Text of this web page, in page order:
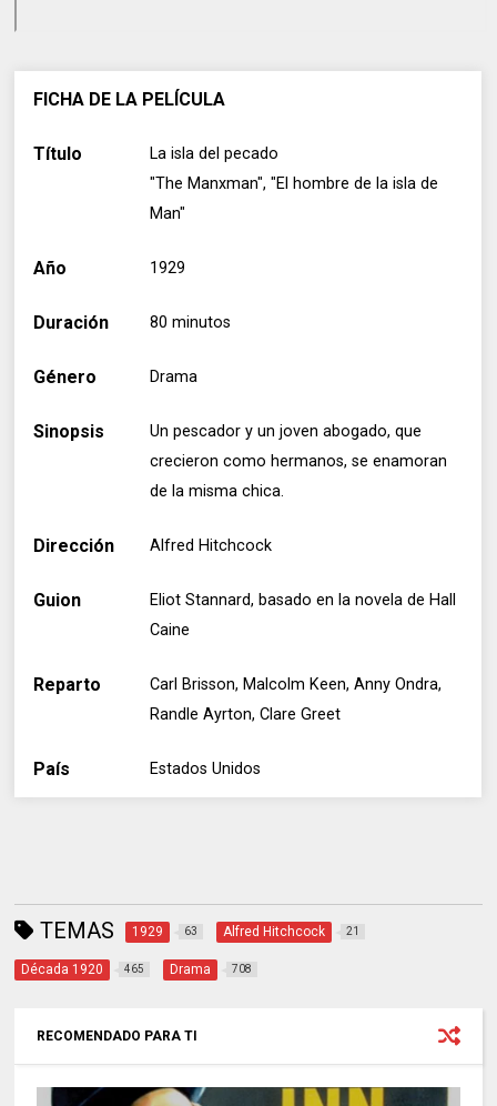
FICHA DE LA PELÍCULA
Título
La isla del pecado
"The Manxman", "El hombre de la isla de
Man"
Año 1929
Duración 80 minutos
Género Drama
Sinopsis
Un pescador y un joven abogado, que
crecieron como hermanos, se enamoran
de la misma chica.
Dirección Alfred Hitchcock
Guion
Eliot Stannard, basado en la novela de Hall
Caine
Reparto
Carl Brisson, Malcolm Keen, Anny Ondra,
Randle Ayrton, Clare Greet
País Estados Unidos
TEMAS 1929 63 Alfred Hitchcock 21
Década 1920 465 Drama 708
RECOMENDADO PARA TI